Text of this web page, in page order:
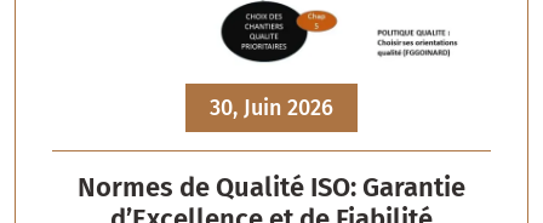
30, Juin 2026
Normes de Qualité ISO: Garantie